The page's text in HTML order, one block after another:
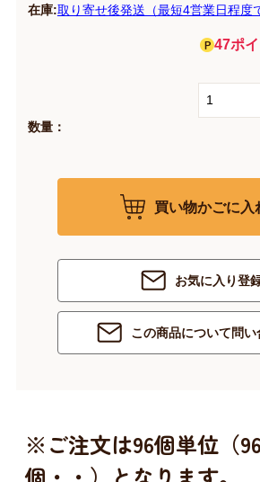
在庫:取り寄せ後発送（最短4営業日程度
47ポ
数量：
買い物かごに入
お気に入り登
この商品について問い
※ご注文は96個単位（